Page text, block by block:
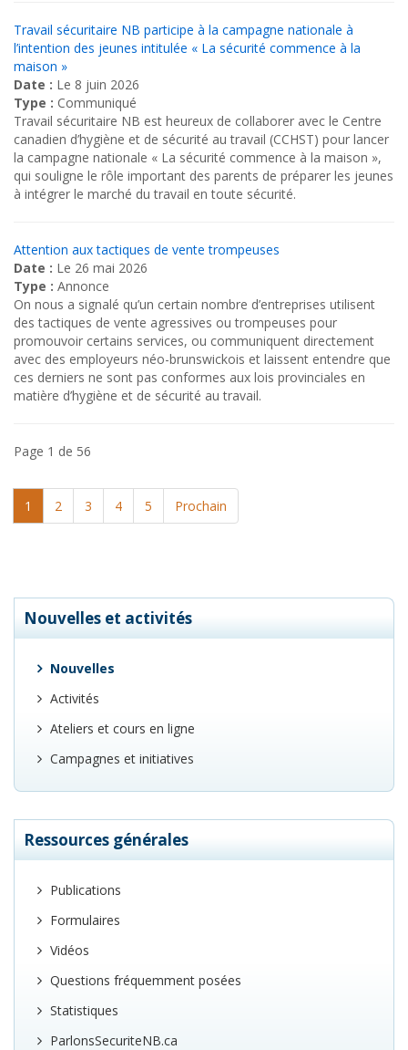
Travail sécuritaire NB participe à la campagne nationale à
l’intention des jeunes intitulée « La sécurité commence à la
maison »
Date : Le 8 juin 2026
Type : Communiqué
Travail sécuritaire NB est heureux de collaborer avec le Centre
canadien d’hygiène et de sécurité au travail (CCHST) pour lancer
la campagne nationale « La sécurité commence à la maison »,
qui souligne le rôle important des parents de préparer les jeunes
à intégrer le marché du travail en toute sécurité.
Attention aux tactiques de vente trompeuses
Date : Le 26 mai 2026
Type : Annonce
On nous a signalé qu’un certain nombre d’entreprises utilisent
des tactiques de vente agressives ou trompeuses pour
promouvoir certains services, ou communiquent directement
avec des employeurs néo-brunswickois et laissent entendre que
ces derniers ne sont pas conformes aux lois provinciales en
matière d’hygiène et de sécurité au travail.
Page 1 de 56
1 2 3 4 5 Prochain
Nouvelles et activités
Nouvelles
Activités
Ateliers et cours en ligne
Campagnes et initiatives
Ressources générales
Publications
Formulaires
Vidéos
Questions fréquemment posées
Statistiques
ParlonsSecuriteNB.ca